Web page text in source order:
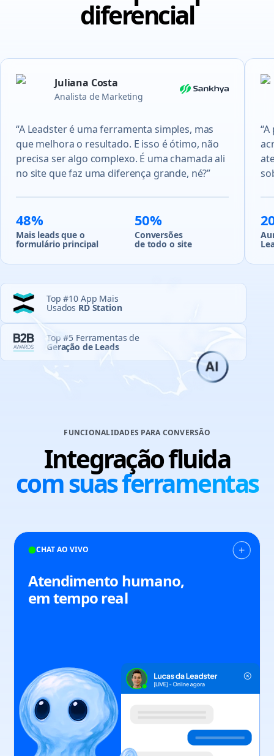
diferencial
Juliana Costa
Analista de Marketing
“A Leadster é uma ferramenta simples, mas
que melhora o resultado. E isso é ótimo, não
precisa ser algo complexo. É uma chamada ali
no site que faz uma diferença grande, né?”
48%
Mais leads que o
formulário principal
50%
Conversões
de todo o site
Top #10 App Mais
Usados RD Station
Top #5 Ferramentas de
Geração de Leads
FUNCIONALIDADES PARA CONVERSÃO
Integração fluida
com suas ferramentas
CHAT AO VIVO
Atendimento humano,
em tempo real
Rafael Cássio
Fundador & CEO